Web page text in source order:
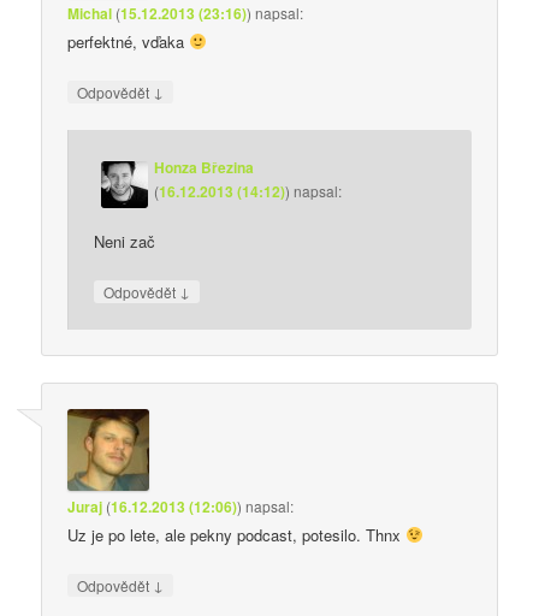
Michal (15.12.2013 (23:16))napsal:
perfektné, vďaka
Odpovědět ↓
Honza Březina
(16.12.2013 (14:12)) napsal:
Neni zač
Odpovědět ↓
Juraj (16.12.2013 (12:06))napsal:
Uz je po lete, ale pekny podcast, potesilo. Thnx
Odpovědět ↓